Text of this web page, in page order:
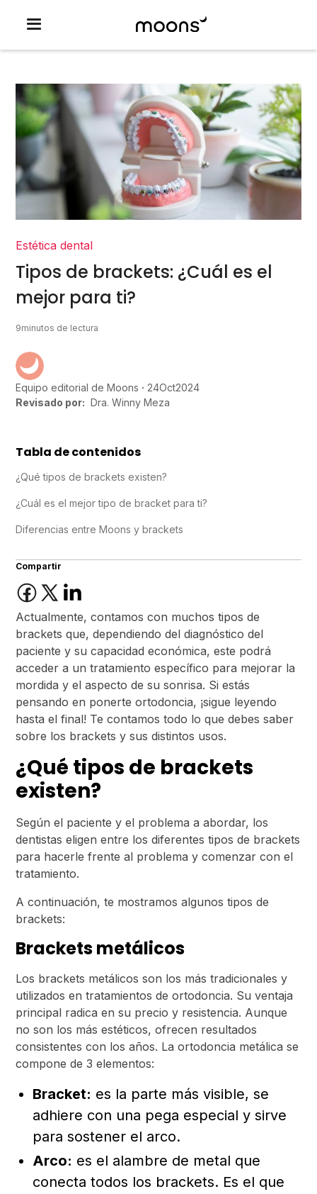
Estética dental
Tipos de brackets: ¿Cuál es el
mejor para ti?
9minutos de lectura
Equipo editorial de Moons 24Oct2024
Revisado por: Dra. Winny Meza
Tabla de contenidos
¿Qué tipos de brackets existen?
¿Cuál es el mejor tipo de bracket para ti?
Diferencias entre Moons y brackets
Compartir
Actualmente, contamos con muchos tipos de
brackets que, dependiendo del diagnóstico del
paciente y su capacidad económica, este podrá
acceder a un tratamiento específico para mejorar la
mordida y el aspecto de su sonrisa. Si estás
pensando en ponerte ortodoncia, ¡sigue leyendo
hasta el final! Te contamos todo lo que debes saber
sobre los brackets y sus distintos usos.
¿Qué tipos de brackets
existen?
Según el paciente y el problema a abordar, los
dentistas eligen entre los diferentes tipos de brackets
para hacerle frente al problema y comenzar con el
tratamiento.
A continuación, te mostramos algunos tipos de
brackets:
Brackets metálicos
Los brackets metálicos son los más tradicionales y
utilizados en tratamientos de ortodoncia. Su ventaja
principal radica en su precio y resistencia. Aunque
no son los más estéticos, ofrecen resultados
consistentes con los años. La ortodoncia metálica se
compone de 3 elementos:
Bracket: es la parte más visible, se
adhiere con una pega especial y sirve
para sostener el arco.
Arco: es el alambre de metal que
conecta todos los brackets. Es el que